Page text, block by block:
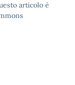
articolo è